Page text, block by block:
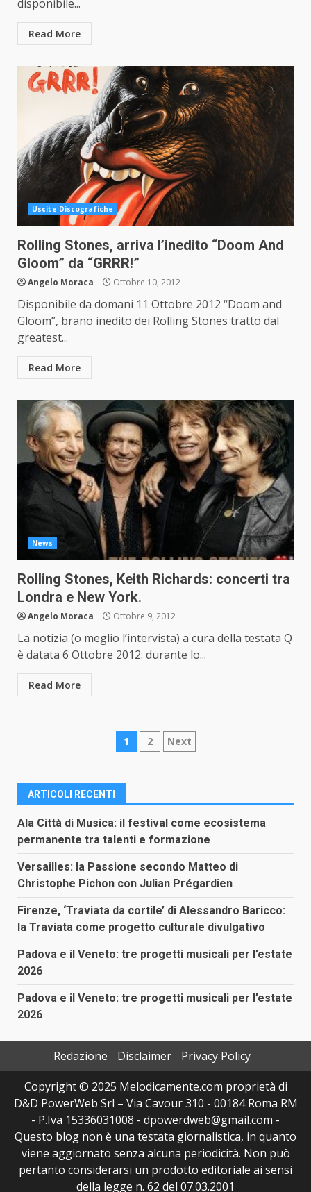
disponibile...
Read More
Uscite Discografiche
Rolling Stones, arriva l’inedito “Doom And
Gloom” da “GRRR!”
Angelo Moraca Ottobre 10, 2012
Disponibile da domani 11 Ottobre 2012 “Doom and
Gloom”, brano inedito dei Rolling Stones tratto dal
greatest...
Read More
News
Rolling Stones, Keith Richards: concerti tra
Londra e New York.
Angelo Moraca Ottobre 9, 2012
La notizia (o meglio l’intervista) a cura della testata Q
è datata 6 Ottobre 2012: durante lo...
Read More
Paginazione
articoli
1 2 Next
ARTICOLI RECENTI
Ala Città di Musica: il festival come ecosistema
permanente tra talenti e formazione
Versailles: la Passione secondo Matteo di
Christophe Pichon con Julian Prégardien
Firenze, ‘Traviata da cortile’ di Alessandro Baricco:
la Traviata come progetto culturale divulgativo
Padova e il Veneto: tre progetti musicali per l’estate
2026
Padova e il Veneto: tre progetti musicali per l’estate
2026
Redazione Disclaimer
Privacy Policy
Copyright © 2025 Melodicamente.com proprietà di
D&D PowerWeb Srl – Via Cavour 310 - 00184 Roma RM
- P.Iva 15336031008 - dpowerdweb@gmail.com -
Questo blog non è una testata giornalistica, in quanto
viene aggiornato senza alcuna periodicità. Non può
pertanto considerarsi un prodotto editoriale ai sensi
della legge n. 62 del 07.03.2001